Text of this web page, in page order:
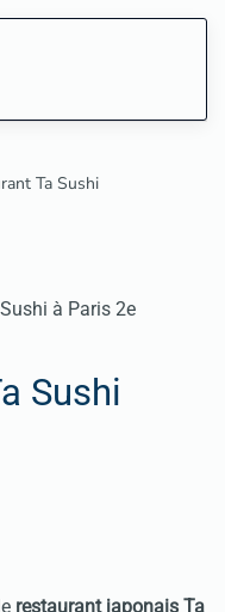
Ta Sushi
Sushi
restaurant japonais Ta